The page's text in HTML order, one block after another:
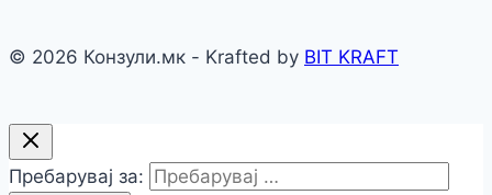
© 2026 Конзули.мк - Krafted by BIT KRAFT
Пребарувај за: